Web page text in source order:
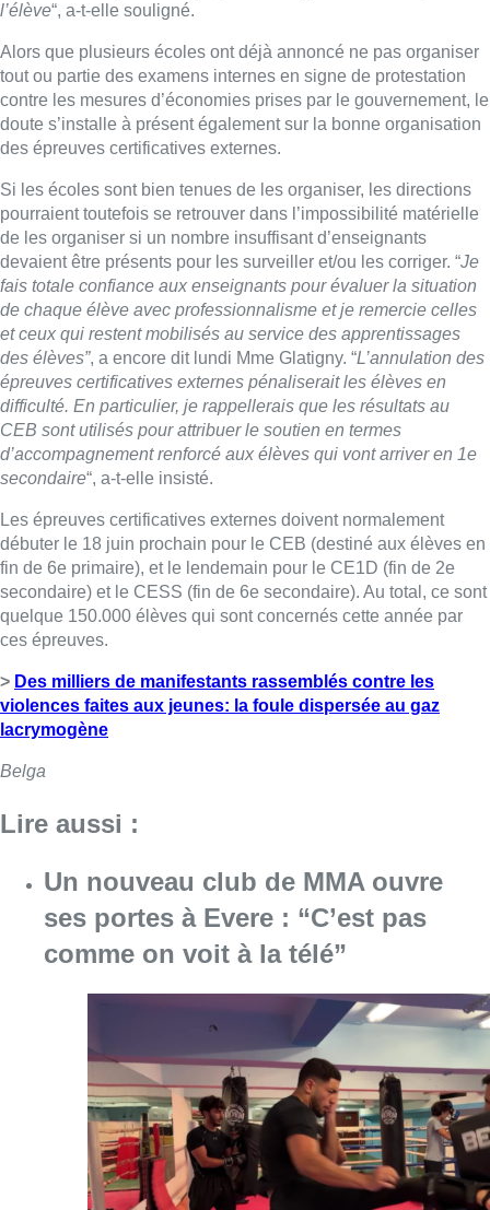
l’élève“, a-t-elle souligné.
Alors que plusieurs écoles ont déjà annoncé ne pas organiser
tout ou partie des examens internes en signe de protestation
contre les mesures d’économies prises par le gouvernement, le
doute s’installe à présent également sur la bonne organisation
des épreuves certificatives externes.
Si les écoles sont bien tenues de les organiser, les directions
pourraient toutefois se retrouver dans l’impossibilité matérielle
de les organiser si un nombre insuffisant d’enseignants
devaient être présents pour les surveiller et/ou les corriger. “Je
fais totale confiance aux enseignants pour évaluer la situation
de chaque élève avec professionnalisme et je remercie celles
et ceux qui restent mobilisés au service des apprentissages
des élèves”, a encore dit lundi Mme Glatigny. “L’annulation des
épreuves certificatives externes pénaliserait les élèves en
difficulté. En particulier, je rappellerais que les résultats au
CEB sont utilisés pour attribuer le soutien en termes
d’accompagnement renforcé aux élèves qui vont arriver en 1e
secondaire“, a-t-elle insisté.
Les épreuves certificatives externes doivent normalement
débuter le 18 juin prochain pour le CEB (destiné aux élèves en
fin de 6e primaire), et le lendemain pour le CE1D (fin de 2e
secondaire) et le CESS (fin de 6e secondaire). Au total, ce sont
quelque 150.000 élèves qui sont concernés cette année par
ces épreuves.
> Des milliers de manifestants rassemblés contre les
violences faites aux jeunes: la foule dispersée au gaz
lacrymogène
Belga
Lire aussi :
Un nouveau club de MMA ouvre
ses portes à Evere : “C’est pas
comme on voit à la télé”